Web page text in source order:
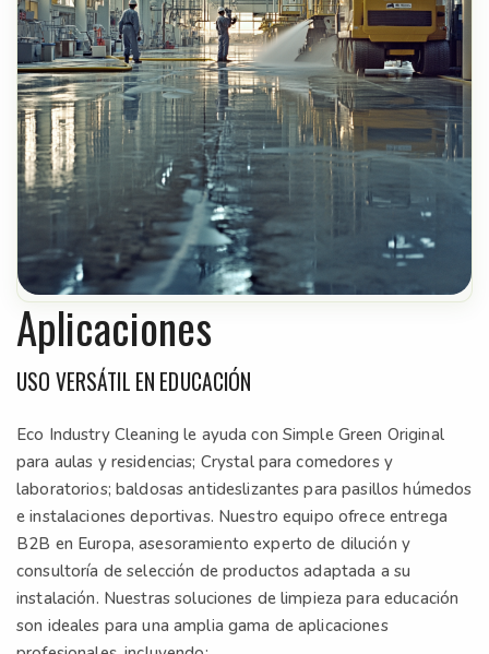
Aplicaciones
USO VERSÁTIL EN EDUCACIÓN
Eco Industry Cleaning le ayuda con Simple Green Original
para aulas y residencias; Crystal para comedores y
laboratorios; baldosas antideslizantes para pasillos húmedos
e instalaciones deportivas. Nuestro equipo ofrece entrega
B2B en Europa, asesoramiento experto de dilución y
consultoría de selección de productos adaptada a su
instalación. Nuestras soluciones de limpieza para educación
son ideales para una amplia gama de aplicaciones